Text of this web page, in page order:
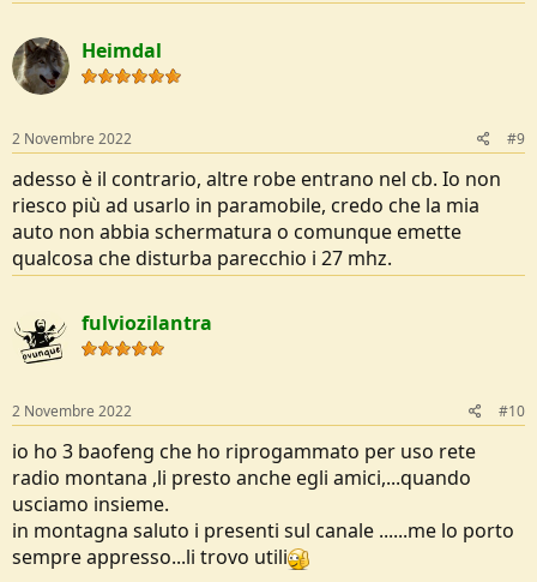
Heimdal
2 Novembre 2022 #9
adesso è il contrario, altre robe entrano nel cb. Io non
riesco più ad usarlo in paramobile, credo che la mia
auto non abbia schermatura o comunque emette
qualcosa che disturba parecchio i 27 mhz.
fulviozilantra
2 Novembre 2022 #10
io ho 3 baofeng che ho riprogammato per uso rete
radio montana ,li presto anche egli amici,...quando
usciamo insieme.
in montagna saluto i presenti sul canale ......me lo porto
sempre appresso...li trovo utili